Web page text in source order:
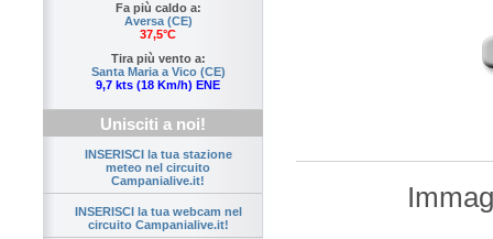
Fa più caldo a:
Aversa (CE)
37,5°C
Tira più vento a:
Santa Maria a Vico (CE)
9,7 kts (18 Km/h) ENE
Unisciti a noi!
INSERISCI la tua stazione
meteo nel circuito
Campanialive.it!
INSERISCI la tua webcam nel
circuito Campanialive.it!